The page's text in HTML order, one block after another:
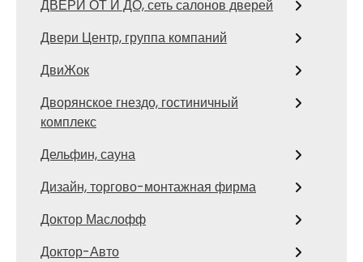
ДВЕРИ ОТ И ДО, сеть салонов дверей
Двери Центр, группа компаний
ДвиЖок
Дворянское гнездо, гостиничный
комплекс
Дельфин, сауна
Дизайн, торгово-монтажная фирма
Доктор Маслофф
Доктор-Авто